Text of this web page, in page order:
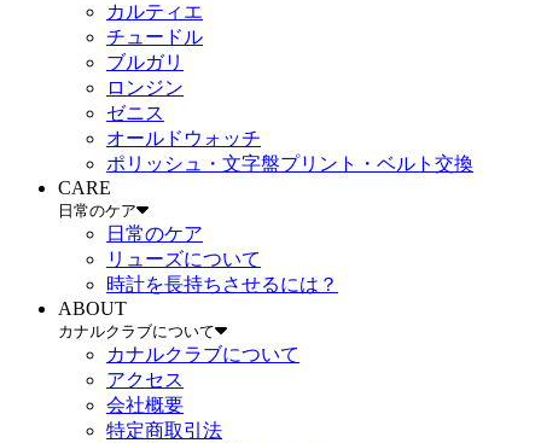
カルティエ
チュードル
ブルガリ
ロンジン
ゼニス
オールドウォッチ
ポリッシュ・文字盤プリント・ベルト交換
CARE
日常のケア
日常のケア
リューズについて
時計を長持ちさせるには？
ABOUT
カナルクラブについて
カナルクラブについて
アクセス
会社概要
特定商取引法